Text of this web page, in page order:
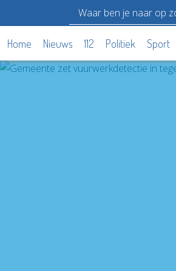
Home Nieuws 112 Politiek Sport